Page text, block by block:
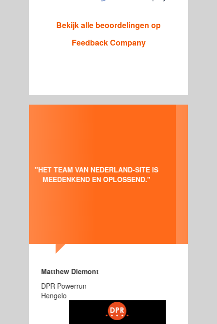
Bekijk alle beoordelingen op
Feedback Company
MENSEN VAN NEDERLAND-SITE, JE
KUNT ALLE HULP KRIJGEN DIE JE
WILT BIJ HET MAKEN VAN EEN MOOIE
Arend van der Weide
Tegelzetbedrijf AJ van der Weide
Wierden